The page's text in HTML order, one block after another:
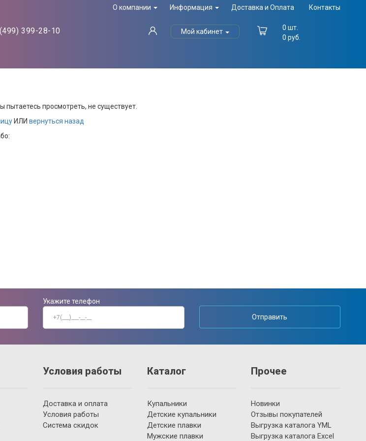
О компании Информация Доставка и Оплата Контакты
399-28-10 Мой кабинет
0 шт.
0 руб.
пытаетесь просмотреть, не существует.
ИЛИ вернуться назад
Укажите телефон
Отправить
Условия работы
Доставка и оплата
Условия работы
Система скидок
Каталог
Купальники
Детские купальники
Детские плавки
Мужские плавки
Прочее
Новинки
Отзывы покупателей
Выгрузка каталога YML
Выгрузка каталога Excel